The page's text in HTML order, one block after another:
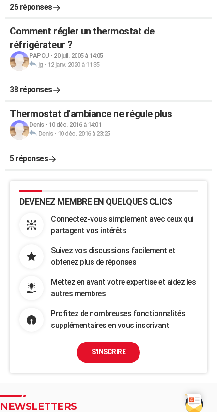
26 réponses
Comment régler un thermostat de
réfrigérateur ?
PAPOU - 20 juil. 2005 à 14:05
jg - 12 janv. 2020 à 11:35
38 réponses
Thermostat d'ambiance ne régule plus
Denis- 10 déc. 2016 à 14:01
Denis- 10 déc. 2016 à 23:25
5 réponses
DEVENEZ MEMBRE EN QUELQUES CLICS
Connectez-vous simplement avec ceux qui
partagent vos intérêts
Suivez vos discussions facilement et
obtenez plus de réponses
Mettez en avant votre expertise et aidez les
autres membres
Profitez de nombreuses fonctionnalités
supplémentaires en vous inscrivant
S'INSCRIRE
NEWSLETTERS